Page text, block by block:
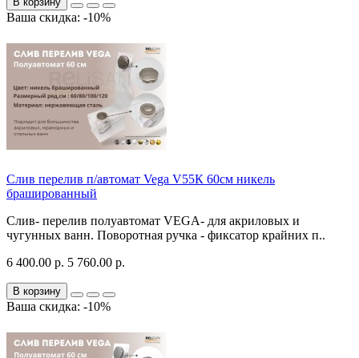
Ваша скидка: -10%
Слив перелив п/автомат Vega V55К 60см никель
брашированный
Слив- перелив полуавтомат VEGA- для акриловых и
чугунных ванн. Поворотная ручка - фиксатор крайних п..
6 400.00 р. 5 760.00 р.
В корзину
Ваша скидка: -10%